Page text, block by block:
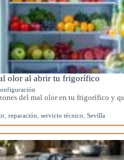
olor al abrir tu frigorífico
del mal olor en tu frigorífico y
reparación servicio técnico Sevilla